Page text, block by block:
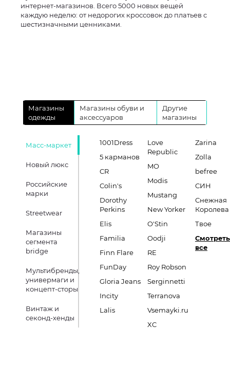
интернет-магазинов. Всего 5000 новых вещей
каждую неделю: от недорогих кроссовок до платьев с
шестизначными ценниками.
Магазины
одежды
Магазины обуви и
аксессуаров
Другие
магазины
Масс-маркет
Новый люкс
Российские
марки
Streetwear
Магазины
сегмента
bridge
Мультибренды,
универмаги и
концепт-сторы
Винтаж и
секонд-хенды
1001Dress
5 карманов
CR
Colin's
Dorothy
Perkins
Elis
Familia
Finn Flare
FunDay
Gloria Jeans
Incity
Lalis
Love
Republic
MO
Modis
Mustang
New Yorker
O'Stin
Oodji
RE
Roy Robson
Serginnetti
Terranova
Vsemayki.ru
XC
Zarina
Zolla
befree
СИН
Снежная
Королева
Твое
Смотреть
все